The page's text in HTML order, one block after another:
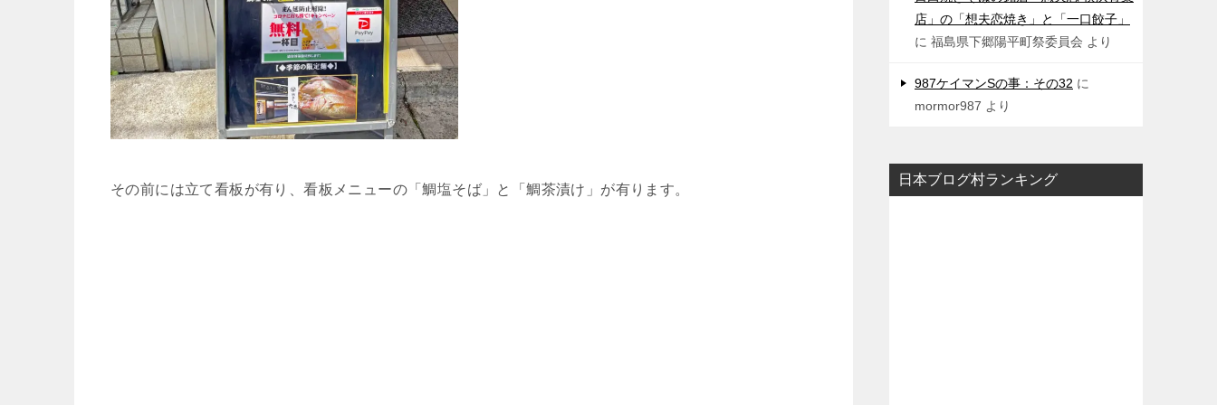
その前には立て看板が有り、看板メニューの「鯛塩そば」と「鯛茶漬け」が有ります。
店」の「想夫恋焼き」と「一口餃子」
に 福島県下郷陽平町祭委員会 より
987ケイマンSの事：その32 に
mormor987 より
日本ブログ村ランキング